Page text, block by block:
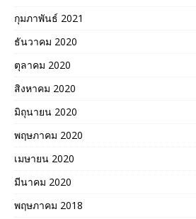
กุมภาพันธ์ 2021
ธันวาคม 2020
ตุลาคม 2020
สิงหาคม 2020
มิถุนายน 2020
พฤษภาคม 2020
เมษายน 2020
มีนาคม 2020
พฤษภาคม 2018